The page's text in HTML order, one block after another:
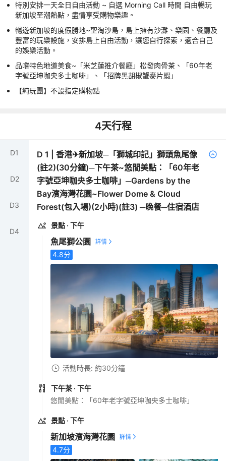
特別安排一天全日自由活動 ~ 自選 Morning Call 時間 自由暢玩
新加坡至潮熱點，盡情享受購物樂趣。
暢遊新加坡的度假勝地~聖淘沙島，島上擁有沙灘、樂園、餐廳及
豐富的玩樂設施，安排島上自由活動，讓您自行探索，適合自己
的娛樂活動。
品嚐特色地道美食~「米芝蓮推介餐廳」松發肉骨茶、「60年老
字號亞坤咖央多士咖啡」、「招牌黑胡椒蟹麥片蝦」
【純玩團】不設指定購物點
4天行程
D1
D2
D3
D4
D1 |香港✈新加坡─「獅城印記」獅頭魚尾像
(註2)(30分鐘)─下午茶~悠閒美點：「60年老
字號亞坤咖央多士咖啡」─Gardens by the
Bay濱海灣花園~Flower Dome & Cloud
Forest(包入場)(2小時)(註3) ─晚餐─住宿酒店
景點 · 下午
魚尾獅公園
4.8分
活動時長: 約30分鐘
下午茶 · 下午
悠閒美點：「60年老字號亞坤咖央多士咖啡」
景點 · 下午
新加坡濱海灣花園
4.7分